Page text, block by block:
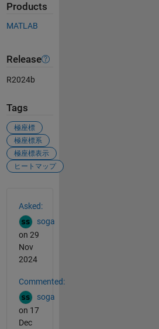
Products
MATLAB
Release
R2024b
Tags
極座標
極座標系
極座標表示
ヒートマップ
Asked:
soga
on 29
Nov
2024
Commented:
soga
on 17
Dec